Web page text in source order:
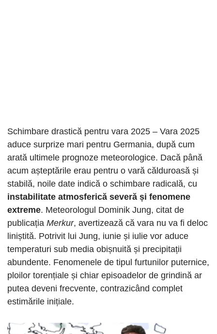
Schimbare drastică pentru vara 2025 – Vara 2025
aduce surprize mari pentru Germania, după cum
arată ultimele prognoze meteorologice. Dacă până
acum așteptările erau pentru o vară călduroasă și
stabilă, noile date indică o schimbare radicală, cu
instabilitate atmosferică severă și fenomene
extreme. Meteorologul Dominik Jung, citat de
publicația Merkur, avertizează că vara nu va fi deloc
liniștită. Potrivit lui Jung, iunie și iulie vor aduce
temperaturi sub media obișnuită și precipitații
abundente. Fenomenele de tipul furtunilor puternice,
ploilor torențiale și chiar episoadelor de grindină ar
putea deveni frecvente, contrazicând complet
estimările inițiale.